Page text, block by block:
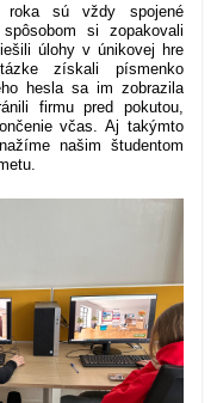
roka sú vždy spojené
si zopakovali
úlohy v únikovej hre
získali písmenko
hesla sa im zobrazila
firmu pred pokutou,
včas.Aj takýmto
našim študentom